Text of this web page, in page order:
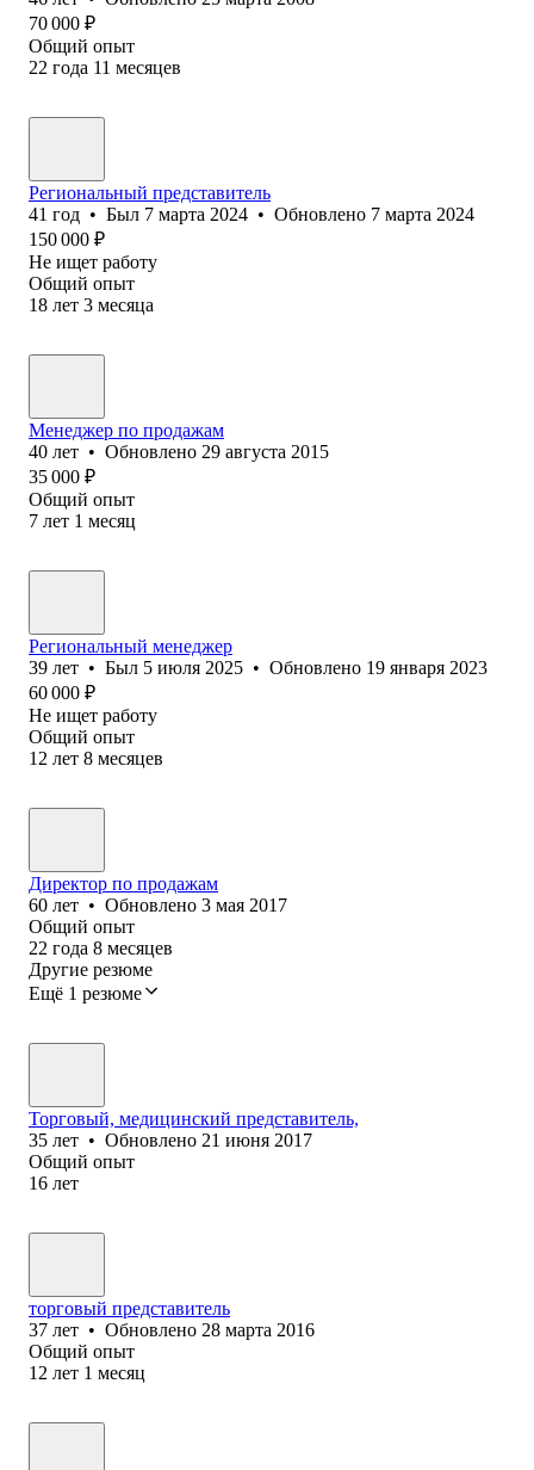
70 000 ₽
Общий опыт
22 года 11 месяцев
Региональный представитель
41 год • Был 7 марта 2024 • Обновлено 7 марта 2024
150 000 ₽
Не ищет работу
Общий опыт
18 лет 3 месяца
Менеджер по продажам
40 лет • Обновлено 29 августа 2015
35 000 ₽
Общий опыт
7 лет 1 месяц
Региональный менеджер
39 лет • Был 5 июля 2025 • Обновлено 19 января 2023
60 000 ₽
Не ищет работу
Общий опыт
12 лет 8 месяцев
Директор по продажам
60 лет • Обновлено 3 мая 2017
Общий опыт
22 года 8 месяцев
Другие резюме
Ещё 1 резюме
Торговый, медицинский представитель,
35 лет • Обновлено 21 июня 2017
Общий опыт
16 лет
торговый представитель
37 лет • Обновлено 28 марта 2016
Общий опыт
12 лет 1 месяц